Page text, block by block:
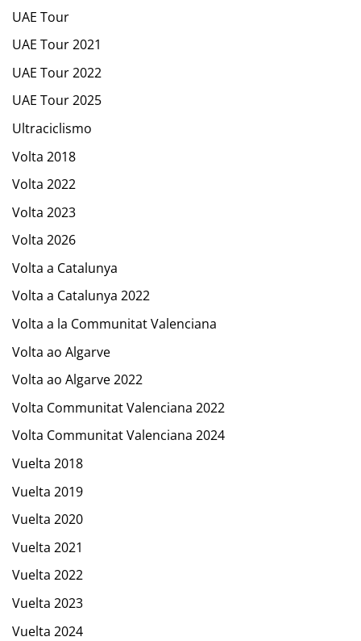
UAE Tour
UAE Tour 2021
UAE Tour 2022
UAE Tour 2025
Ultraciclismo
Volta 2018
Volta 2022
Volta 2023
Volta 2026
Volta a Catalunya
Volta a Catalunya 2022
Volta a la Communitat Valenciana
Volta ao Algarve
Volta ao Algarve 2022
Volta Communitat Valenciana 2022
Volta Communitat Valenciana 2024
Vuelta 2018
Vuelta 2019
Vuelta 2020
Vuelta 2021
Vuelta 2022
Vuelta 2023
Vuelta 2024